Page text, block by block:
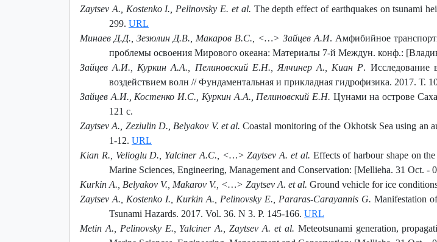
Zaytsev A., Kostenko I., Pelinovsky E. et al. The depth effect of earthquakes on tsunami
299. URL
Минаев Д.Д., Зезюлин Д.В., Макаров В.С., <…> Зайцев А.И. Амфибийное
проблемы освоения Мирового океана: Материалы 7-й Междун. конф.:
Зайцев А.И., Куркин А.А., Пелиновский Е.Н., Ялчинер А., Киан Р. Исследование
воздействием волн // Фундаментальная и прикладная гидрофизика. 2017. Т.
Зайцев А.И., Костенко И.С., Куркин А.А., Пелиновский Е.Н. Цунами на острове
121 с.
Zaytsev A., Zeziulin D., Belyakov V. et al. Coastal monitoring of the Okhotsk Sea using an
1-12. URL
Kian R., Velioglu D., Yalciner A.C., <…> Zaytsev A. et al. Effects of harbour shape on
Marine Sciences, Engineering, Management and Conservation: [Mellieha. 31 Oct. -
Kurkin A., Belyakov V., Makarov V., <…> Zaytsev A. et al. Ground vehicle for ice
Zaytsev A., Kostenko I., Kurkin A., Pelinovsky E., Pararas-Carayannis G. Manifestation
Tsunami Hazards. 2017. Vol. 36. N 3. P. 145-166. URL
Metin A., Pelinovsky E., Yalciner A., Zaytsev A. et al. Meteotsunami generation,